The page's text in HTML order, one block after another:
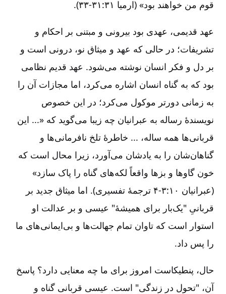
قوم من خواهند بود» (ارمیا ۳۱:‏۳۱-‏‏‏۳۳).
عهد قدیمی، عهدی بود بیرونی و مبتنی بر احکام و
تشریفات؛ در حالی که عهد و میثاق نو، درونی است و
بر دل و فکر انسان نوشته می‌شود. عهد قدیم نظامی
بود که به گناه انسان اشاره می‌کرد، اما مجازات آن را
به زمانی دورتر موکول می‌کرد؛ در این خصوص
نویسندۀ رساله به عبرانیان چه زیبا می‌گوید که «... این
قربانی‌ها همه ساله، ... خاطرۀ تلخ نافرمانی‌ها و
گناهان‌شان را به یادشان می‌آورد، زیرا محال است که
خون گاوها و بزها واقعاً لکه‌های گناه را پاک سازد»
(عبرانیان ۱۰:‏۳-‏‏‏۴ ترجمۀ تفسیری). اما میثاق جدید بر
قربانیِ "یک‌بار برای همیشۀ" عیسی و بر عدالت او
استوار است که تاوان تمام جهالت‌ها و بی‌ایمانی‌های ما
را پس داد.
حال، پنطیکاست امروز برای ما چه معنایی دارد؟ پاسخ
آن، "تحول در زندگی" است. عیسی قربانی گناه و